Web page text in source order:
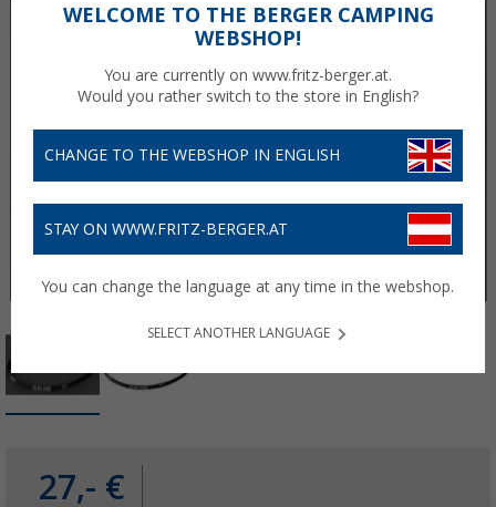
27,- €
WELCOME TO THE BERGER CAMPING
WEBSHOP!
You are currently on www.fritz-berger.at.
Would you rather switch to the store in English?
CHANGE TO THE WEBSHOP IN ENGLISH
STAY ON WWW.FRITZ-BERGER.AT
You can change the language at any time in the webshop.
SELECT ANOTHER LANGUAGE